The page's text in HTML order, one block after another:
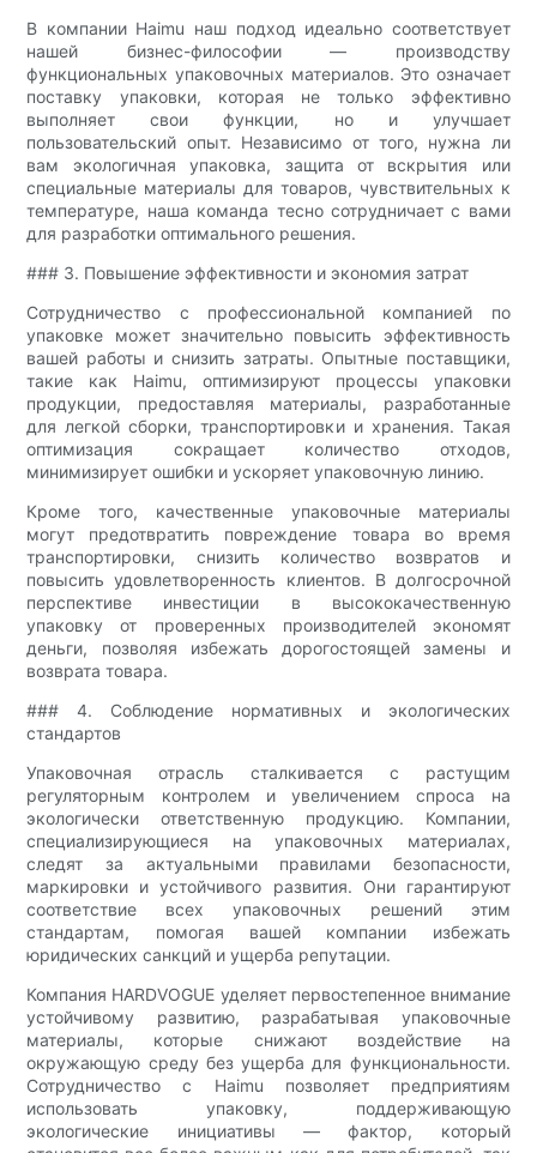
В компании Haimu наш подход идеально соответствует
нашей бизнес-философии — производству
функциональных упаковочных материалов. Это означает
поставку упаковки, которая не только эффективно
выполняет свои функции, но и улучшает
пользовательский опыт. Независимо от того, нужна ли
вам экологичная упаковка, защита от вскрытия или
специальные материалы для товаров, чувствительных к
температуре, наша команда тесно сотрудничает с вами
для разработки оптимального решения.
### 3. Повышение эффективности и экономия затрат
Сотрудничество с профессиональной компанией по
упаковке может значительно повысить эффективность
вашей работы и снизить затраты. Опытные поставщики,
такие как Haimu, оптимизируют процессы упаковки
продукции, предоставляя материалы, разработанные
для легкой сборки, транспортировки и хранения. Такая
оптимизация сокращает количество отходов,
минимизирует ошибки и ускоряет упаковочную линию.
Кроме того, качественные упаковочные материалы
могут предотвратить повреждение товара во время
транспортировки, снизить количество возвратов и
повысить удовлетворенность клиентов. В долгосрочной
перспективе инвестиции в высококачественную
упаковку от проверенных производителей экономят
деньги, позволяя избежать дорогостоящей замены и
возврата товара.
### 4. Соблюдение нормативных и экологических
стандартов
Упаковочная отрасль сталкивается с растущим
регуляторным контролем и увеличением спроса на
экологически ответственную продукцию. Компании,
специализирующиеся на упаковочных материалах,
следят за актуальными правилами безопасности,
маркировки и устойчивого развития. Они гарантируют
соответствие всех упаковочных решений этим
стандартам, помогая вашей компании избежать
юридических санкций и ущерба репутации.
Компания HARDVOGUE уделяет первостепенное внимание
устойчивому развитию, разрабатывая упаковочные
материалы, которые снижают воздействие на
окружающую среду без ущерба для функциональности.
Сотрудничество с Haimu позволяет предприятиям
использовать упаковку, поддерживающую
экологические инициативы — фактор, который